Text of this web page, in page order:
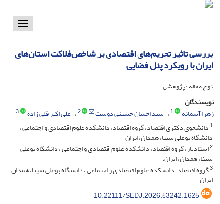
Toggle
بررسی تاثیر تحریم‌های اقتصادی بر شاخص‌فلاکت استان‌های
ایران با رویکرد پنل فضایی
نوع مقاله : پژوهشی
نویسندگان
زهرا آسمانه
1 سیداحسان حسینی دوست 2 علی اکبر قلی زاده
3
1دانشجوی دکتری اقتصاد، گروه اقتصاد، دانشکده علوم اقتصادی و اجتماعی ،
دانشگاه بوعلی سینا، همدان، ایران
2استادیار، گروه اقتصاد، دانشکده علوم اقتصادی و اجتماعی ، دانشگاه بوعلی
سینا، همدان، ایران.
3گروه اقتصاد، دانشکده علوم اقتصادی و اجتماعی ، دانشگاه بوعلی سینا، همدان،
ایران
10.22111/SEDJ.2026.53242.1625